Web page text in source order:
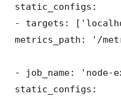
static_configs:
- targets:
metrics_path: '/
- job_name: 'node-
static_configs: